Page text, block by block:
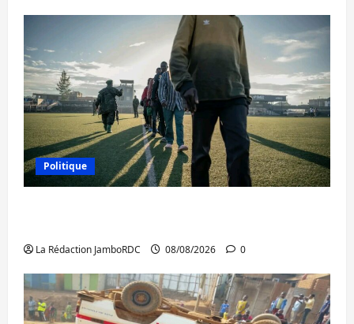
Politique
La Rédaction JamboRDC 08/08/2026 0